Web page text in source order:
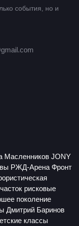
события, но и
Масленников JONY
РЖД-Арена Фронт
рисковые
поколение
Дмитрий Баринов
классы